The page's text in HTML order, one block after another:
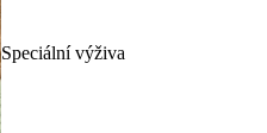
Speciální výživa